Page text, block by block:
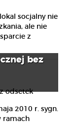
socjalny nie
ale nie
z
bez
2010 r. sygn.
ramach